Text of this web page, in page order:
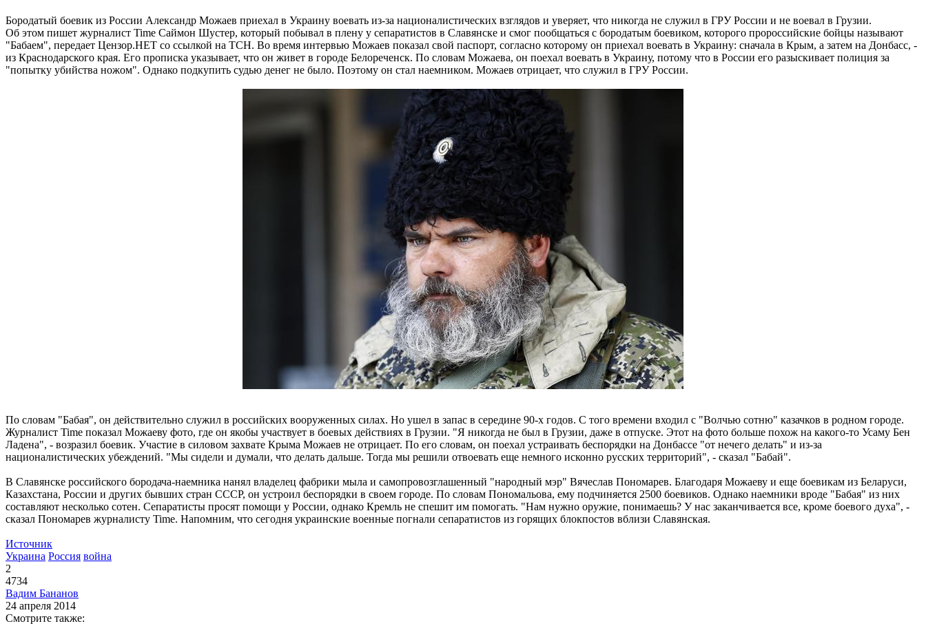
Бородатый боевик из России Александр Можаев приехал в Украину воевать из-за националистических взглядов и уверяет, что никогда не служил в ГРУ России и не воевал в Грузии.
Об этом пишет журналист Time Саймон Шустер, который побывал в плену у сепаратистов в Славянске и смог пообщаться с бородатым боевиком, которого пророссийские бойцы называют
"Бабаем", передает Цензор.НЕТ со ссылкой на ТСН. Во время интервью Можаев показал свой паспорт, согласно которому он приехал воевать в Украину: сначала в Крым, а затем на Донбасс, -
из Краснодарского края. Его прописка указывает, что он живет в городе Белореченск. По словам Можаева, он поехал воевать в Украину, потому что в России его разыскивает полиция за
"попытку убийства ножом". Однако подкупить судью денег не было. Поэтому он стал наемником. Можаев отрицает, что служил в ГРУ России.
По словам "Бабая", он действительно служил в российских вооруженных силах. Но ушел в запас в середине 90-х годов. С того времени входил с "Волчью сотню" казачков в родном городе.
Журналист Time показал Можаеву фото, где он якобы участвует в боевых действиях в Грузии. "Я никогда не был в Грузии, даже в отпуске. Этот на фото больше похож на какого-то Усаму Бен
Ладена", - возразил боевик. Участие в силовом захвате Крыма Можаев не отрицает. По его словам, он поехал устраивать беспорядки на Донбассе "от нечего делать" и из-за
националистических убеждений. "Мы сидели и думали, что делать дальше. Тогда мы решили отвоевать еще немного исконно русских территорий", - сказал "Бабай".
В Славянске российского бородача-наемника нанял владелец фабрики мыла и самопровозглашенный "народный мэр" Вячеслав Пономарев. Благодаря Можаеву и еще боевикам из Беларуси,
Казахстана, России и других бывших стран СССР, он устроил беспорядки в своем городе. По словам Пономальова, ему подчиняется 2500 боевиков. Однако наемники вроде "Бабая" из них
составляют несколько сотен. Сепаратисты просят помощи у России, однако Кремль не спешит им помогать. "Нам нужно оружие, понимаешь? У нас заканчивается все, кроме боевого духа", -
сказал Пономарев журналисту Time. Напомним, что сегодня украинские военные погнали сепаратистов из горящих блокпостов вблизи Славянская.
Источник
Украина Россия война
2
4734
Вадим Бананов
24 апреля 2014
Смотрите также: